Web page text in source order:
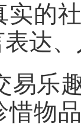
的
达
易乐
惜物